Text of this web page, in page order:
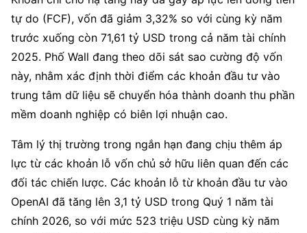
tự do (FCF), vốn đã giảm 3,32% so với cùng kỳ năm
trước xuống còn 71,61 tỷ USD trong cả năm tài chính
2025. Phố Wall đang theo dõi sát sao cường độ vốn
này, nhằm xác định thời điểm các khoản đầu tư vào
trung tâm dữ liệu sẽ chuyển hóa thành doanh thu phần
mềm doanh nghiệp có biên lợi nhuận cao.
Tâm lý thị trường trong ngắn hạn đang chịu thêm áp
lực từ các khoản lỗ vốn chủ sở hữu liên quan đến các
đối tác chiến lược. Các khoản lỗ từ khoản đầu tư vào
OpenAI đã tăng lên 3,1 tỷ USD trong Quý 1 năm tài
chính 2026, so với mức 523 triệu USD cùng kỳ năm